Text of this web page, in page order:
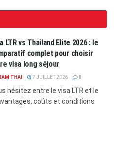
LTR vs Thailand Elite 2026 : le
complet pour choisir
visa long séjour
THAI 7 JUILLET 2026 0
hésitez entre le visa LTR et le
coûts et conditions